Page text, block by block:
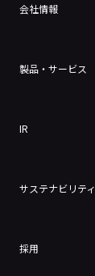
会社情報
製品・サービス
IR
サステナビリティ
採用